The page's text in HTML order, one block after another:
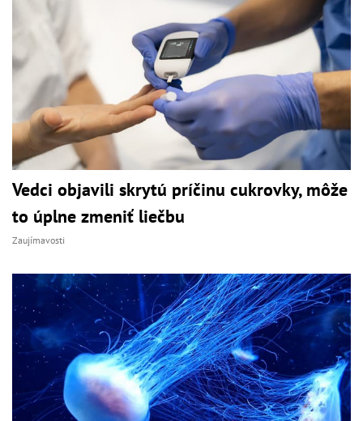
Vedci objavili skrytú príčinu cukrovky, môže
to úplne zmeniť liečbu
Zaujímavosti